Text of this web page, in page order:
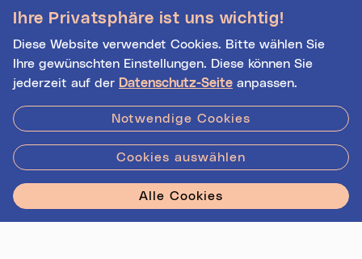
Ihre Privatsphäre ist uns wichtig!
Diese Website verwendet Cookies. Bitte wählen Sie
Ihre gewünschten Einstellungen. Diese können Sie
jederzeit auf der Datenschutz-Seite anpassen.
Notwendige Cookies
Cookies auswählen
Alle Cookies
Noch nicht registriert? Werden Sie eine*r von 1629
Veranstalter*innen!